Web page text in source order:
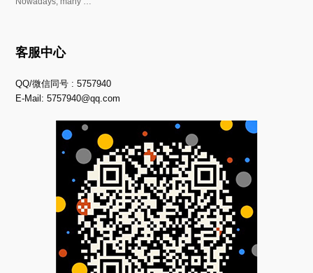
客服中心
QQ/微信同号 : 5757940
E-Mail:5757940@qq.com